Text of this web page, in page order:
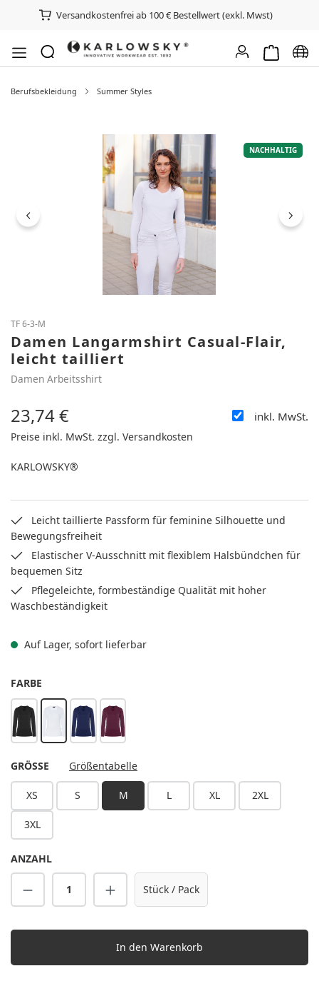
Versandkostenfrei ab 100 € Bestellwert (exkl. Mwst)
Berufsbekleidung Summer Styles
Bildergalerie überspringen
NACHHALTIG
TF 6-3-M
Damen Langarmshirt Casual-Flair,
leicht tailliert
Damen Arbeitsshirt
Regulärer Preis:
23,74 € inkl. MwSt.
Preise inkl. MwSt. zzgl. Versandkosten
KARLOWSKY®
Leicht taillierte Passform für feminine Silhouette und
Bewegungsfreiheit
Elastischer V-Ausschnitt mit flexiblem Halsbündchen für
bequemen Sitz
Pflegeleichte, formbeständige Qualität mit hoher
Waschbeständigkeit
Auf Lager, sofort lieferbar
FARBE
schwarzweiß marine aubergine
GRÖSSE AUSWÄHLEN
Größentabelle
XS S M L XL 2XL
3XL
ANZAHL
Produkt Anzahl: Gib den gewünschten
Stück / Pack
In den Warenkorb